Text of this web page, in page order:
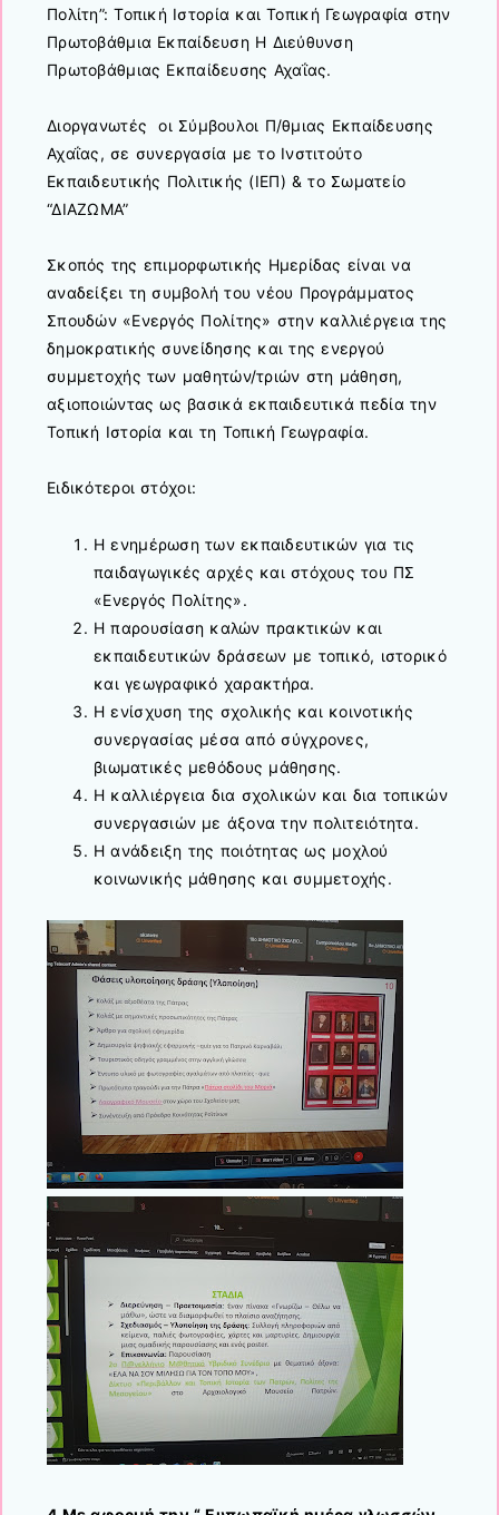
Πολίτη”: Τοπική Ιστορία και Τοπική Γεωγραφία στην
Πρωτοβάθμια Εκπαίδευση Η Διεύθυνση
Πρωτοβάθμιας Εκπαίδευσης Αχαΐας.
Διοργανωτές οι Σύμβουλοι Π/θμιας Εκπαίδευσης
Αχαΐας, σε συνεργασία με το Ινστιτούτο
Εκπαιδευτικής Πολιτικής (ΙΕΠ) & το Σωματείο
“ΔΙΑΖΩΜΑ”
Σκοπός της επιμορφωτικής Ημερίδας είναι να
αναδείξει τη συμβολή του νέου Προγράμματος
Σπουδών «Ενεργός Πολίτης» στην καλλιέργεια της
δημοκρατικής συνείδησης και της ενεργού
συμμετοχής των μαθητών/τριών στη μάθηση,
αξιοποιώντας ως βασικά εκπαιδευτικά πεδία την
Τοπική Ιστορία και τη Τοπική Γεωγραφία.
Ειδικότεροι στόχοι:
Η ενημέρωση των εκπαιδευτικών για τις
παιδαγωγικές αρχές και στόχους του ΠΣ
«Ενεργός Πολίτης».
Η παρουσίαση καλών πρακτικών και
εκπαιδευτικών δράσεων με τοπικό, ιστορικό
και γεωγραφικό χαρακτήρα.
Η ενίσχυση της σχολικής και κοινοτικής
συνεργασίας μέσα από σύγχρονες,
βιωματικές μεθόδους μάθησης.
Η καλλιέργεια δια σχολικών και δια τοπικών
συνεργασιών με άξονα την πολιτειότητα.
Η ανάδειξη της ποιότητας ως μοχλού
κοινωνικής μάθησης και συμμετοχής.